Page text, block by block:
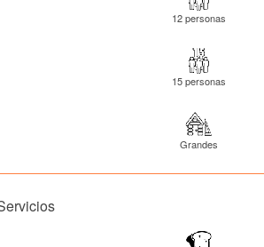
12 personas
15 personas
Grandes